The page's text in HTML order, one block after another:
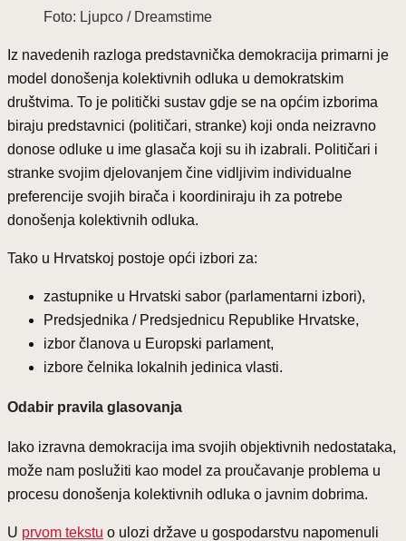
Foto: Ljupco / Dreamstime
Iz navedenih razloga predstavnička demokracija primarni je
model donošenja kolektivnih odluka u demokratskim
društvima. To je politički sustav gdje se na općim izborima
biraju predstavnici (političari, stranke) koji onda neizravno
donose odluke u ime glasača koji su ih izabrali. Političari i
stranke svojim djelovanjem čine vidljivim individualne
preferencije svojih birača i koordiniraju ih za potrebe
donošenja kolektivnih odluka.
Tako u Hrvatskoj postoje opći izbori za:
zastupnike u Hrvatski sabor (parlamentarni izbori),
Predsjednika / Predsjednicu Republike Hrvatske,
izbor članova u Europski parlament,
izbore čelnika lokalnih jedinica vlasti.
Odabir pravila glasovanja
Iako izravna demokracija ima svojih objektivnih nedostataka,
može nam poslužiti kao model za proučavanje problema u
procesu donošenja kolektivnih odluka o javnim dobrima.
U prvom tekstu o ulozi države u gospodarstvu napomenuli